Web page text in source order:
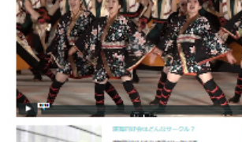
入試情報
入試イベント
キャンパスライフ